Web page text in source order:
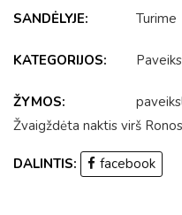
SANDĖLYJE: Turime
KATEGORIJOS:
ŽYMOS:
Žvaigždėta naktis virš Ronos
DALINTIS: facebook